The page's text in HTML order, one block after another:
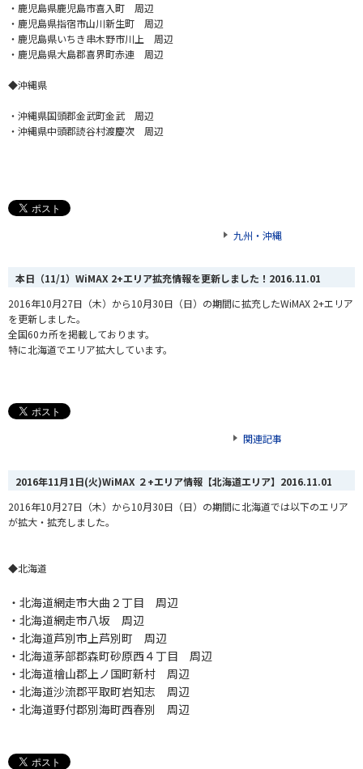
・鹿児島県鹿児島市喜入町 周辺
・鹿児島県指宿市山川新生町 周辺
・鹿児島県いちき串木野市川上 周辺
・鹿児島県大島郡喜界町赤連 周辺
◆沖縄県
・沖縄県国頭郡金武町金武 周辺
・沖縄県中頭郡読谷村渡慶次 周辺
九州・沖縄
本日（11/1）WiMAX 2+エリア拡充情報を更新しました！ 2016.11.01
2016年10月27日（木）から10月30日（日）の期間に拡充したWiMAX 2+エリア
を更新しました。
全国60カ所を掲載しております。
特に北海道でエリア拡大しています。
関連記事
2016年11月1日(火)WiMAX ２+エリア情報【北海道エリア】 2016.11.01
2016年10月27日（木）から10月30日（日）の期間に北海道では以下のエリア
が拡大・拡充しました。
◆北海道
・北海道網走市大曲２丁目 周辺
・北海道網走市八坂 周辺
・北海道芦別市上芦別町 周辺
・北海道茅部郡森町砂原西４丁目 周辺
・北海道檜山郡上ノ国町新村 周辺
・北海道沙流郡平取町岩知志 周辺
・北海道野付郡別海町西春別 周辺